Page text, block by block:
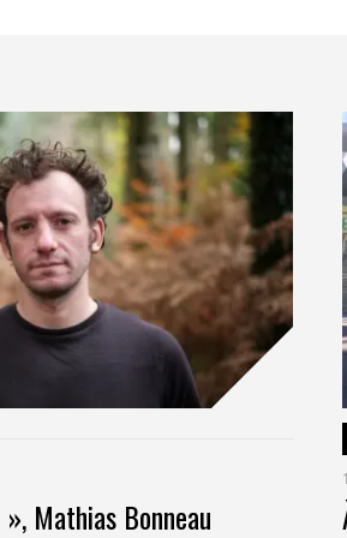
» des groupes « ne doivent pas
scientifique, a précisé M.
d’études mais établit une
par le changement
dans les négociations
climatique », a déclaré Jim
et des recommandations
ou à la sécheresse via
d’agriculture, etc.).
climatique et les villes »,
prévu pour 2027.
Mathias Bonneau